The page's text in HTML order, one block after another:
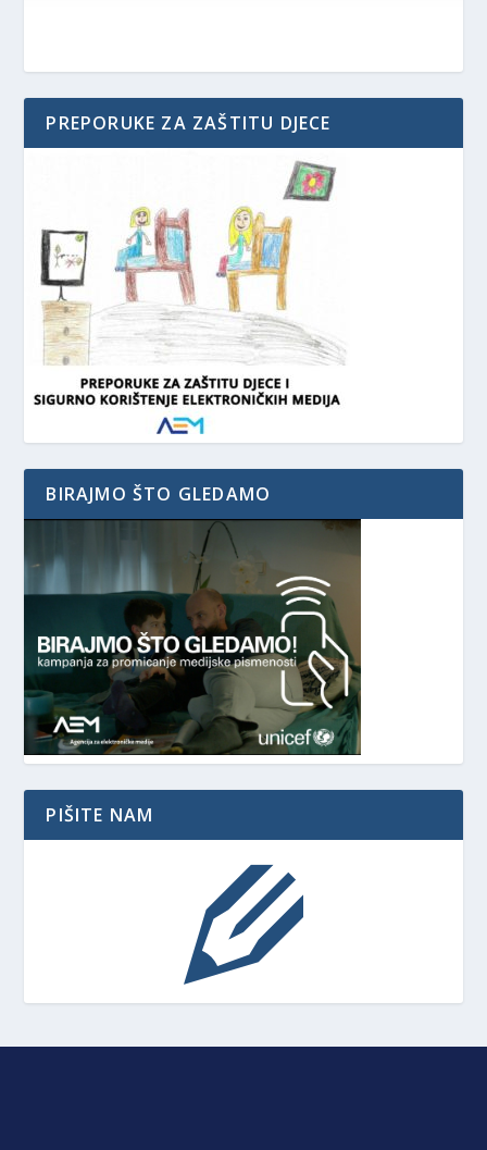
PREPORUKE ZA ZAŠTITU DJECE
BIRAJMO ŠTO GLEDAMO
PIŠITE NAM